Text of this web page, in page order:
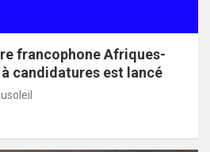
francophone Afriques-
à candidatures est lancé